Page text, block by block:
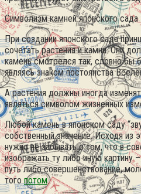
Символизм камней японского сада
При создании японского сада
сочетать растения и камни. Они
камень смотрелся так, словно бы
являясь знаком постоянства
А растения должны иногда
являться символом жизненных
Любой камень в японском саду
собственный значение. Исходя из
нужно не забывать о том, что в
изображать ту либо иную картину
путь либо совершенствование,
тогопотом.